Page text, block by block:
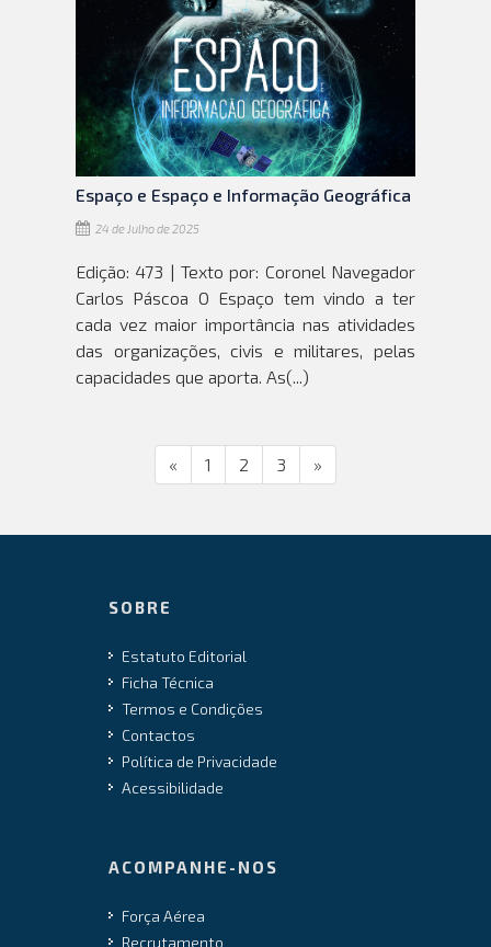
Espaço e Espaço e Informação Geográfica
24 de Julho de 2025
Edição: 473 | Texto por: Coronel Navegador
Carlos Páscoa O Espaço tem vindo a ter
cada vez maior importância nas atividades
das organizações, civis e militares, pelas
capacidades que aporta. As(...)
« 1 2 3 »
SOBRE
Estatuto Editorial
Ficha Técnica
Termos e Condições
Contactos
Política de Privacidade
Acessibilidade
ACOMPANHE-NOS
Força Aérea
Recrutamento